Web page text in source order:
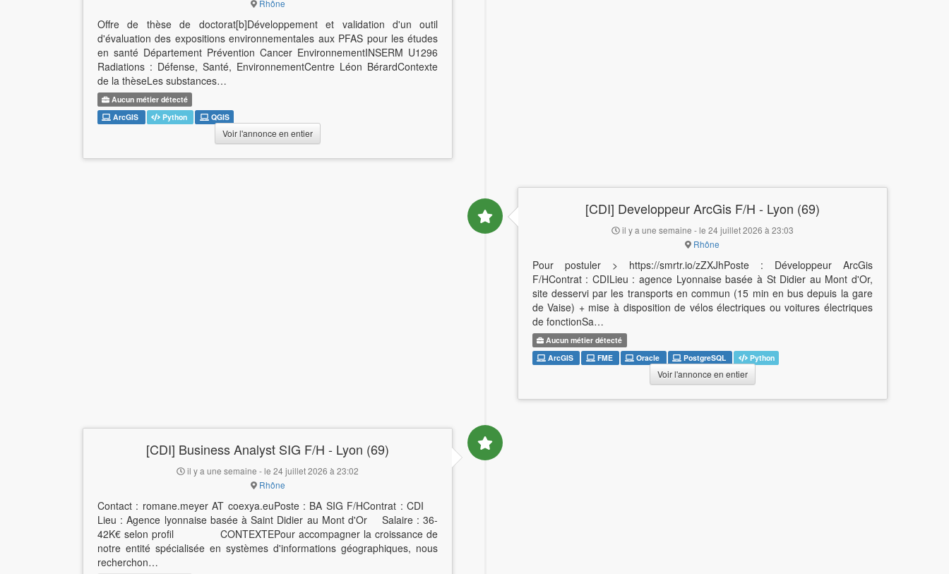
Rhône
Offre de thèse de doctorat[b]Développement et validation d'un outil
d'évaluation des expositions environnementales aux PFAS pour les études
en santé Département Prévention Cancer EnvironnementINSERM U1296
Radiations : Défense, Santé, EnvironnementCentre Léon BérardContexte
de la thèseLes substances…
Aucun métier détecté
ArcGIS
Python QGIS
Voir l'annonce en entier
[CDI] Developpeur ArcGis F/H - Lyon (69)
il y a une semaine - le 24 juillet 2026 à 23:03
Rhône
Pour postuler > https://smrtr.io/zZXJhPoste : Développeur ArcGis
F/HContrat : CDILieu : agence Lyonnaise basée à St Didier au Mont d'Or,
site desservi par les transports en commun (15 min en bus depuis la gare
de Vaise) + mise à disposition de vélos électriques ou voitures électriques
de fonctionSa…
Aucun métier détecté
ArcGIS
FME Oracle PostgreSQL Python
Voir l'annonce en entier
[CDI] Business Analyst SIG F/H - Lyon (69)
il y a une semaine - le 24 juillet 2026 à 23:02
Rhône
Contact : romane.meyer AT coexya.euPoste : BA SIG F/HContrat : CDI
Lieu : Agence lyonnaise basée à Saint Didier au Mont d'Or Salaire : 36-
42K€ selon profil CONTEXTEPour accompagner la croissance de
notre entité spécialisée en systèmes d'informations géographiques, nous
recherchon…